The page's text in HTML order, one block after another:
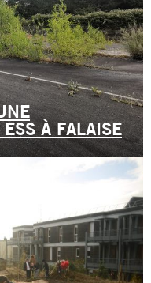
À FALAISE